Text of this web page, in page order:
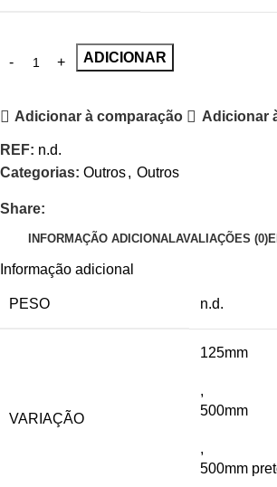
ADICIONAR
Adicionar à comparação Adicionar
REF: n.d.
Categorias: Outros, Outros
Share:
INFORMAÇÃO ADICIONALAVALIAÇÕES (0)
Informação adicional
PESO n.d.
VARIAÇÃO
125mm
,
500mm
,
500mm